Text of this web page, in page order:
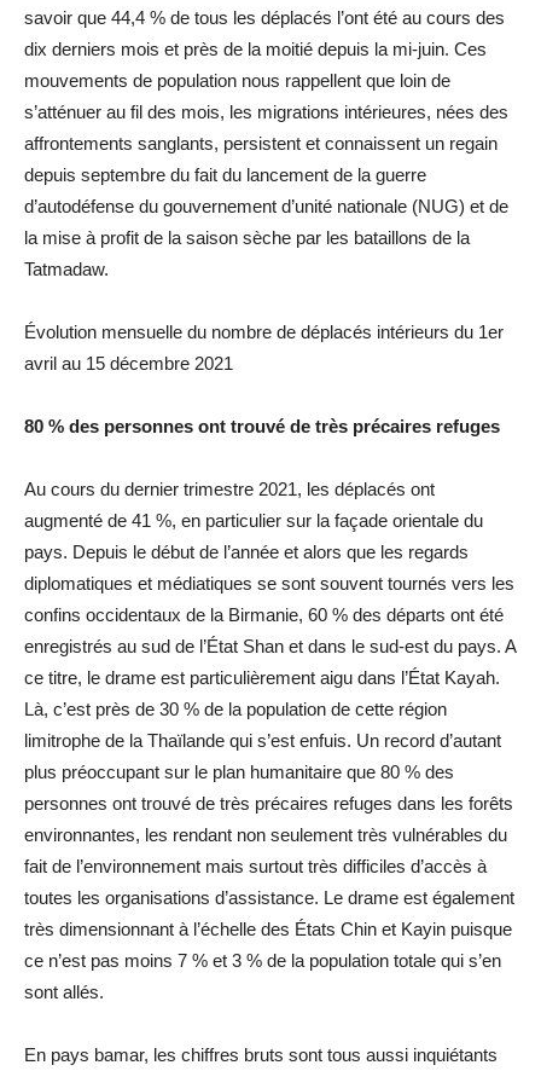
savoir que 44,4 % de tous les déplacés l’ont été au cours des
dix derniers mois et près de la moitié depuis la mi-juin. Ces
mouvements de population nous rappellent que loin de
s’atténuer au fil des mois, les migrations intérieures, nées des
affrontements sanglants, persistent et connaissent un regain
depuis septembre du fait du lancement de la guerre
d’autodéfense du gouvernement d’unité nationale (NUG) et de
la mise à profit de la saison sèche par les bataillons de la
Tatmadaw.
Évolution mensuelle du nombre de déplacés intérieurs du 1er
avril au 15 décembre 2021
80 % des personnes ont trouvé de très précaires refuges
Au cours du dernier trimestre 2021, les déplacés ont
augmenté de 41 %, en particulier sur la façade orientale du
pays. Depuis le début de l’année et alors que les regards
diplomatiques et médiatiques se sont souvent tournés vers les
confins occidentaux de la Birmanie, 60 % des départs ont été
enregistrés au sud de l’État Shan et dans le sud-est du pays. A
ce titre, le drame est particulièrement aigu dans l’État Kayah.
Là, c’est près de 30 % de la population de cette région
limitrophe de la Thaïlande qui s’est enfuis. Un record d’autant
plus préoccupant sur le plan humanitaire que 80 % des
personnes ont trouvé de très précaires refuges dans les forêts
environnantes, les rendant non seulement très vulnérables du
fait de l’environnement mais surtout très difficiles d’accès à
toutes les organisations d’assistance. Le drame est également
très dimensionnant à l’échelle des États Chin et Kayin puisque
ce n’est pas moins 7 % et 3 % de la population totale qui s’en
sont allés.
En pays bamar, les chiffres bruts sont tous aussi inquiétants